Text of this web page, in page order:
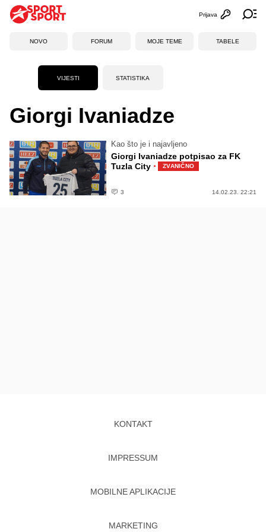
Otvori
Prijava
NOVO FORUM MOJE TEME TABELE
VIJESTI STATISTIKA
Giorgi Ivaniadze
Kao što je i najavljeno
Giorgi Ivaniadze potpisao za FK
Tuzla City · ZVANIČNO
3 14.02.23. 22:21
KONTAKT
IMPRESSUM
MOBILNE APLIKACIJE
MARKETING